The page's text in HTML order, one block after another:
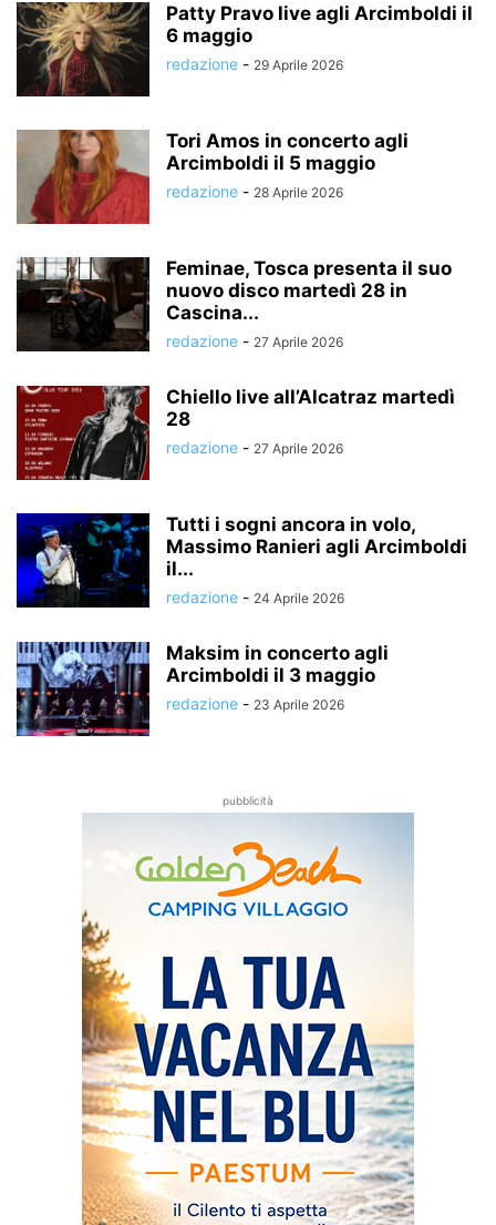
Patty Pravo live agli Arcimboldi il
6 maggio
redazione - 29 Aprile 2026
Tori Amos in concerto agli
Arcimboldi il 5 maggio
redazione - 28 Aprile 2026
Feminae, Tosca presenta il suo
nuovo disco martedì 28 in
Cascina...
redazione - 27 Aprile 2026
Chiello live all’Alcatraz martedì
28
redazione - 27 Aprile 2026
Tutti i sogni ancora in volo,
Massimo Ranieri agli Arcimboldi
il...
redazione - 24 Aprile 2026
Maksim in concerto agli
Arcimboldi il 3 maggio
redazione - 23 Aprile 2026
pubblicità